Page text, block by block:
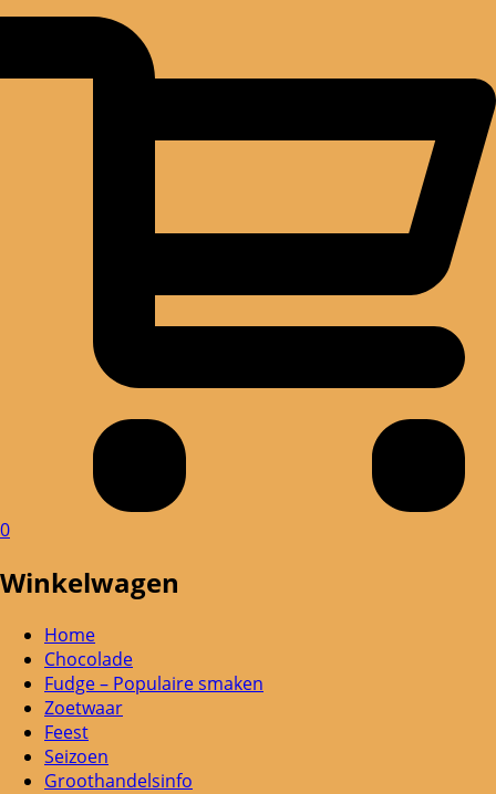
0
Winkelwagen
Home
Chocolade
Fudge – Populaire smaken
Zoetwaar
Feest
Seizoen
Groothandelsinfo